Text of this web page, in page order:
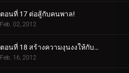
ตอนที่ 17 ต่อสู้กับคนพาล!
Feb. 02, 2012
ตอนที่ 18 สร้างความงุนงงให้กับ Bouffalant!
Feb. 16, 2012